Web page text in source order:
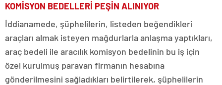
KOMİSYON BEDELLERİ PEŞİN ALINIYOR
İddianamede, şüphelilerin, listeden beğendikleri
araçları almak isteyen mağdurlarla anlaşma yaptıkları,
araç bedeli ile aracılık komisyon bedelinin bu iş için
özel kurulmuş paravan firmanın hesabına
gönderilmesini sağladıkları belirtilerek, şüphelilerin